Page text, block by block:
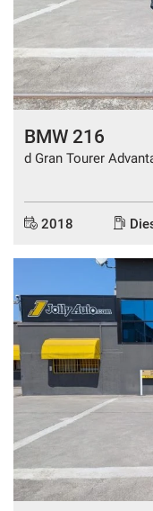
BMW 216
d Gran Tourer
2018
questi
di
tracciamento
si
rimanda
cookie
policy.
e
modificare
in
qualsiasi
momento.
Cookie